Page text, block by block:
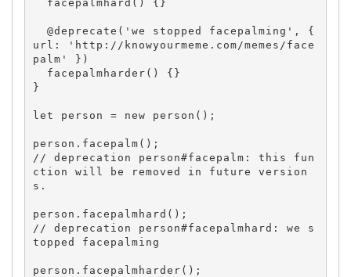
facepalmhard ( ) { }
  @
deprecate ( 'we stopped facepalming' ,
{
url :
'http://knowyourmeme.com/memes/face
palm'
} )
facepalmharder ( ) { }
}
let person = new person ( ) ;
person . facepalm ( ) ;
// deprecation person#facepalm: this fun
ction will be removed in future version
person . facepalmhard ( ) ;
// deprecation person#facepalmhard: we s
person . facepalmharder ( ) ;